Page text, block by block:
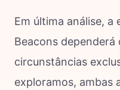
Em última análise, a
Beacons dependerá
circunstâncias
exploramos, ambas